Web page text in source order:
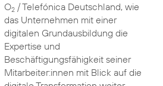
O2/ Telefónica Deutschland, wie
das Unternehmen mit einer
digitalen Grundausbildung die
Expertise und
Beschäftigungsfähigkeit seiner
Mitarbeiter:innen mit Blick auf die